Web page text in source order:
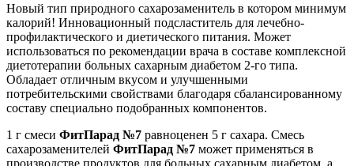
Новый тип природного сахарозаменитель в котором минимум
калорий! Инновационный подсластитель для лечебно-
профилактического и диетического питания. Может
использоваться по рекомендации врача в составе комплексной
диетотерапии больных сахарным диабетом 2-го типа.
Обладает отличным вкусом и улучшенными
потребительскими свойствами благодаря сбалансированному
составу специально подобранных компонентов.
1 г смеси ФитПарад №7 равноценен 5 г сахара. Смесь
сахарозаменителей ФитПарад №7 может применяться в
производстве продуктов для больных сахарным диабетом, а